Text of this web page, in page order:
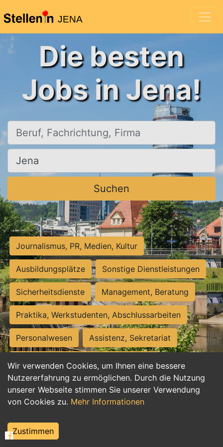
JENA
Wir verwenden Cookies, um Ihnen eine bessere
Nutzererfahrung zu ermöglichen. Durch die Nutzung
unserer Webseite stimmen Sie unserer Verwendung
von Cookies zu. Mehr Informationen
Zustimmen
Die besten
Jobs in Jena!
Beruf, Fachrichtung, Firma
Ort, Stadt
Suchen
Journalismus, PR, Medien, Kultur
Ausbildungsplätze Sonstige Dienstleistungen
Sicherheitsdienste Management, Beratung
Praktika, Werkstudenten, Abschlussarbeiten
Personalwesen Assistenz, Sekretariat
Hilfskräfte, Aushilfs- und Nebenjobs
Einkauf, Logistik, Materialwirtschaft
Weiterbildung, Studium, duale Ausbildung
Tourismus